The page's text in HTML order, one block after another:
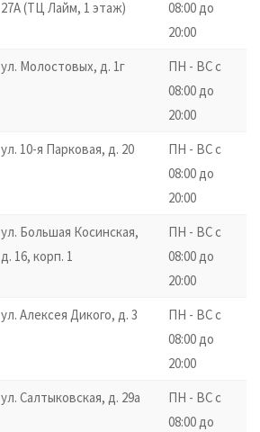
27А (ТЦ Лайм, 1 этаж)
08:00 до
20:00
ул. Молостовых, д. 1г
ПН - ВС с
08:00 до
20:00
ул. 10-я Парковая, д. 20
ПН - ВС с
08:00 до
20:00
ул. Большая Косинская,
д. 16, корп. 1
ПН - ВС с
08:00 до
20:00
ул. Алексея Дикого, д. 3
ПН - ВС с
08:00 до
20:00
ул. Салтыковская, д. 29а
ПН - ВС с
08:00 до